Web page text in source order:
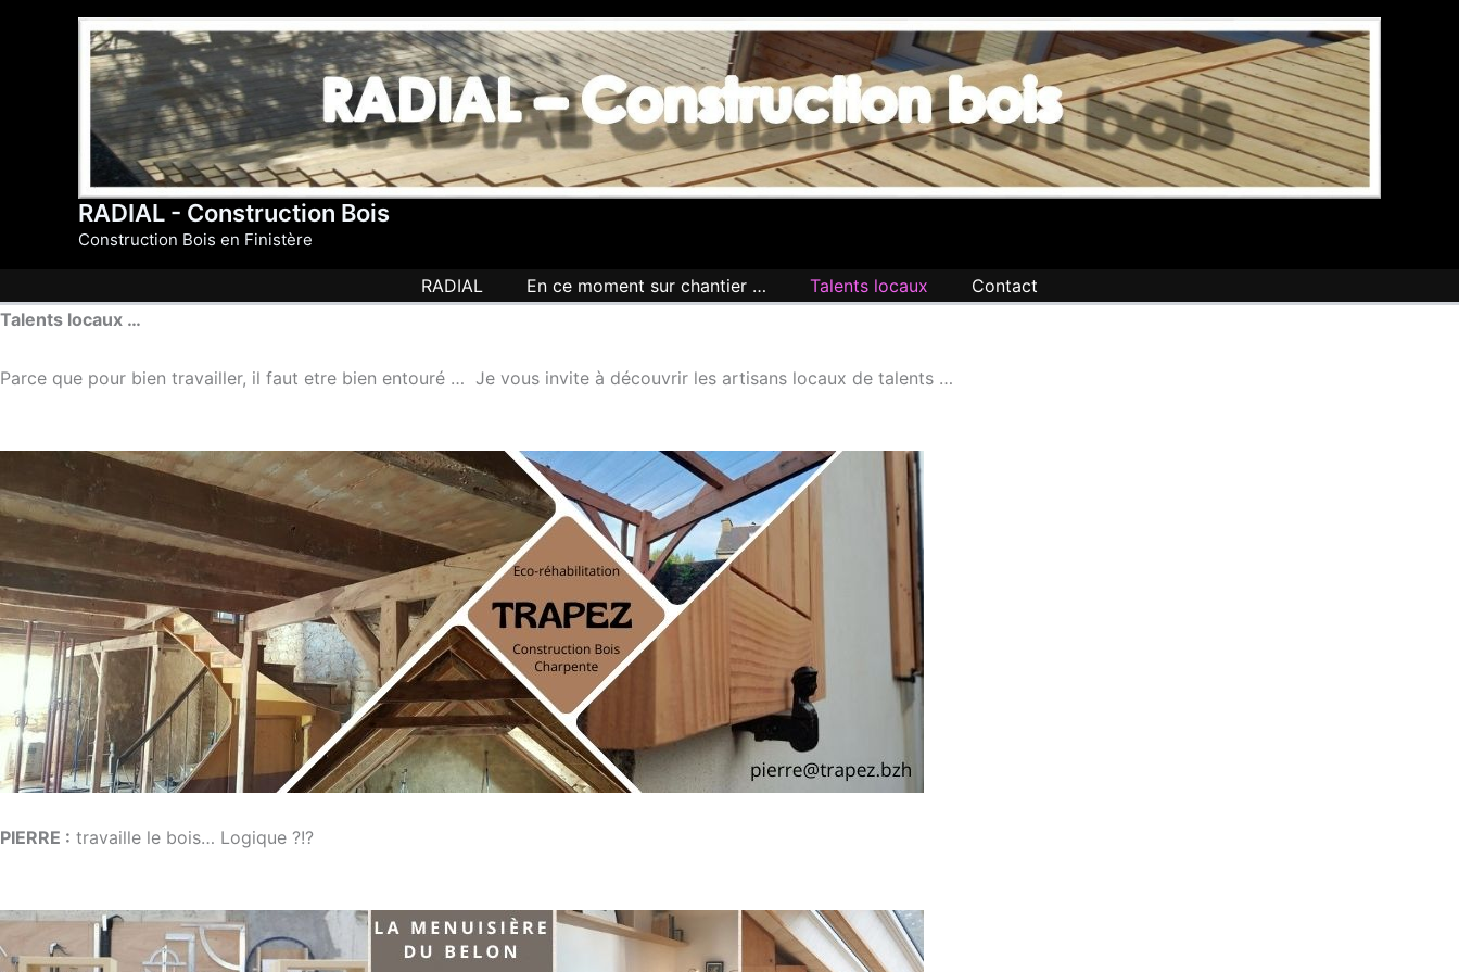
RADIAL - Construction Bois
Construction Bois en Finistère
RADIAL En ce moment sur chantier … Talents locaux
Contact
Talents locaux …
Parce que pour bien travailler, il faut etre bien entouré … Je vous invite à découvrir les artisans locaux de talents …
PIERRE : travaille le bois… Logique ?!?